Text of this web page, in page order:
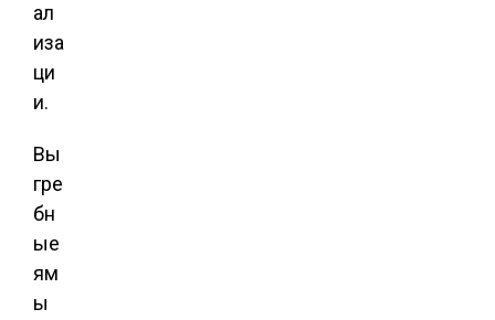
ал
иза
ци
и.
Вы
гре
бн
ые
ям
ы